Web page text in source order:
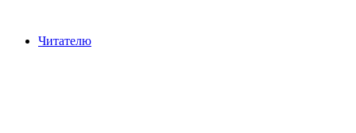
Читателю